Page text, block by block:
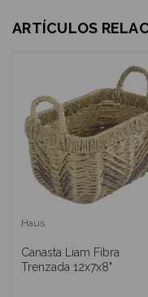
ARTÍCULOS
Haus
Canasta Liam Fibra
Trenzada 12x7x8"